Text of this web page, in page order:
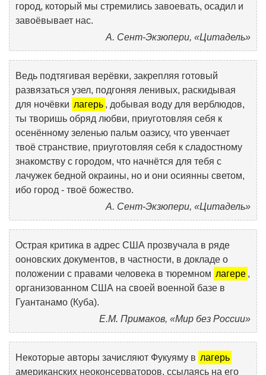
город, который мы стремились завоевать, осадил и
завоёвывает нас.
А. Сент-Экзюпери, «Цитадель»
Ведь подтягивая верёвки, закрепляя готовый
развязаться узел, подгоняя ленивых, раскидывая
для ночёвки лагерь , добывая воду для верблюдов,
ты творишь обряд любви, приуготовляя себя к
осенённому зеленью пальм оазису, что увенчает
твоё странствие, приуготовляя себя к сладостному
знакомству с городом, что начнётся для тебя с
лачужек бедной окраины, но и они осиянны светом,
ибо город - твоё божество.
А. Сент-Экзюпери, «Цитадель»
Острая критика в адрес США прозвучала в ряде
ооновских документов, в частности, в докладе о
положении с правами человека в тюремном лагере ,
организованном США на своей военной базе в
Гуантанамо (Куба).
Е.М. Примаков, «Мир без России»
Некоторые авторы зачисляют Фукуяму в лагерь
американских неоконсерваторов, ссылаясь на его